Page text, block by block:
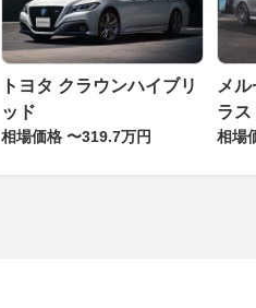
トヨタ クラウンハイブリ
ッド
相場価格 〜319.7万円
メ
ラス
相場